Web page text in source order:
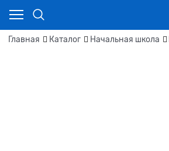
Главная Каталог Начальная школа